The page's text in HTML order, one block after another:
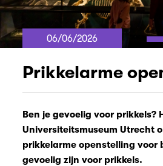
06/06/2026
Prikkelarme
Ben je gevoelig voor prikkels?
Universiteitsmuseum Utrecht
prikkelarme openstelling voor
gevoelig zijn voor prikkels.